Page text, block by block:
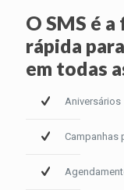
O SMS é
rápida
em todas
Aniversários
Campanhas